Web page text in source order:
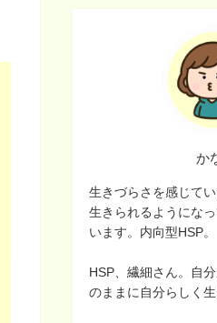
か
生きづらさを感じて
生きられるようにな
います。内向型HSP。
HSP、繊細さん。自
のままに自分らしく生